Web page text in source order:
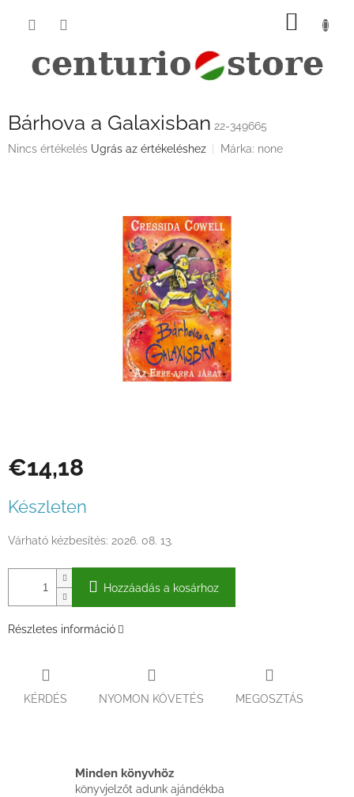
KOSÁR
Bárhova a Galaxisban 22-349665
A
Nincs értékelés Ugrás az értékeléshez Márka: none
€14,18
Készleten
Várható kézbesítés: 2026. 08. 13.
Hozzáadás a kosárhoz
Részletes információ
KÉRDÉS NYOMON KÖVETÉS MEGOSZTÁS
Minden könyvhöz
könyvjelzőt adunk ajándékba